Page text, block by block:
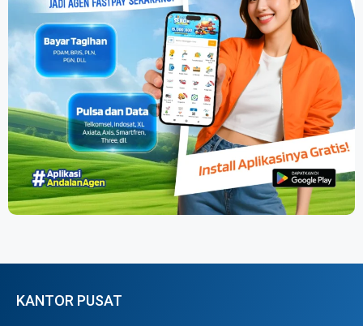
KANTOR PUSAT